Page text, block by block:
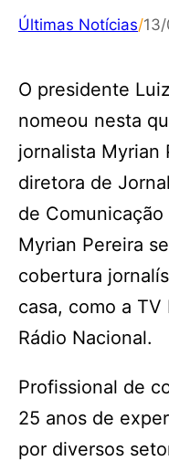
Últimas Notícias/
O presidente
nomeou nesta
jornalista Myrian
diretora de
de Comunicação
Myrian Pereira
cobertura
casa, como a TV
Rádio Nacional.
Profissional de
25 anos de
por diversos